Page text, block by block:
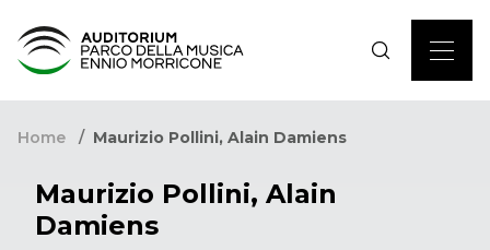
Home Maurizio Pollini, Alain Damiens
Maurizio Pollini, Alain
Damiens